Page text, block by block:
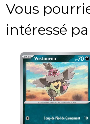
Vous
intéressé